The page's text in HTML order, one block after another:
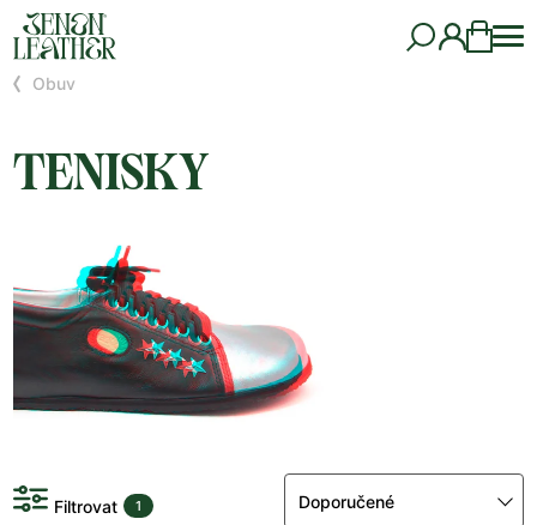
Obuv
TENISKY
Filtrovat 1 Doporučené